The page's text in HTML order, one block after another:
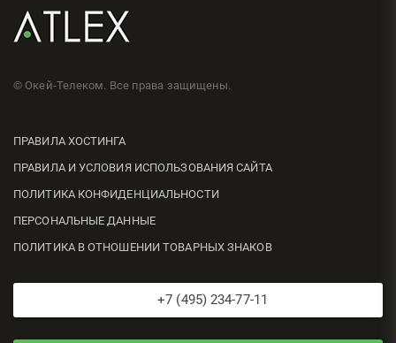
© Окей-Телеком. Все права защищены.
ПРАВИЛА ХОСТИНГА
ПРАВИЛА И УСЛОВИЯ ИСПОЛЬЗОВАНИЯ САЙТА
ПОЛИТИКА КОНФИДЕНЦИАЛЬНОСТИ
ПЕРСОНАЛЬНЫЕ ДАННЫЕ
ПОЛИТИКА В ОТНОШЕНИИ ТОВАРНЫХ ЗНАКОВ
+7 (495) 234-77-11